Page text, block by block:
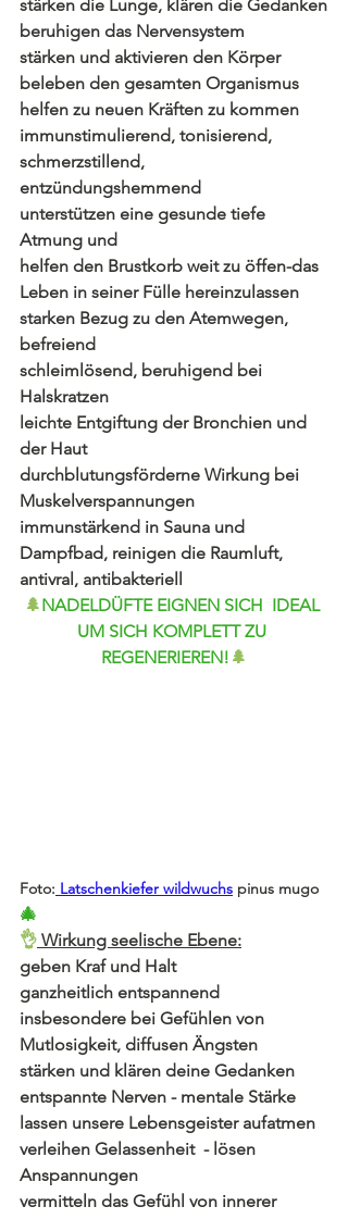
stärken die Lunge, klären die Gedanken
beruhigen das Nervensystem
stärken und aktivieren den Körper
beleben den gesamten Organismus
helfen zu neuen Kräften zu kommen
immunstimulierend, tonisierend,
schmerzstillend,
entzündungshemmend
unterstützen eine gesunde tiefe
Atmung und
helfen den Brustkorb weit zu öffen-das
Leben in seiner Fülle hereinzulassen
starken Bezug zu den Atemwegen,
befreiend
schleimlösend, beruhigend bei
Halskratzen
leichte Entgiftung der Bronchien und
der Haut
durchblutungsförderne Wirkung bei
Muskelverspannungen
immunstärkend in Sauna und
Dampfbad, reinigen die Raumluft,
antivral, antibakteriell
🌲NADELDÜFTE EIGNEN SICH  IDEAL
UM SICH KOMPLETT ZU
REGENERIEREN! 🌲
Foto: Latschenkiefer wildwuchs pinus mugo
🎄
👌 Wirkung seelische Ebene:
geben Kraf und Halt
ganzheitlich entspannend
insbesondere bei Gefühlen von
Mutlosigkeit, diffusen Ängsten
stärken und klären deine Gedanken
entspannte Nerven - mentale Stärke
lassen unsere Lebensgeister aufatmen
verleihen Gelassenheit  - lösen
Anspannungen
vermitteln das Gefühl von innerer